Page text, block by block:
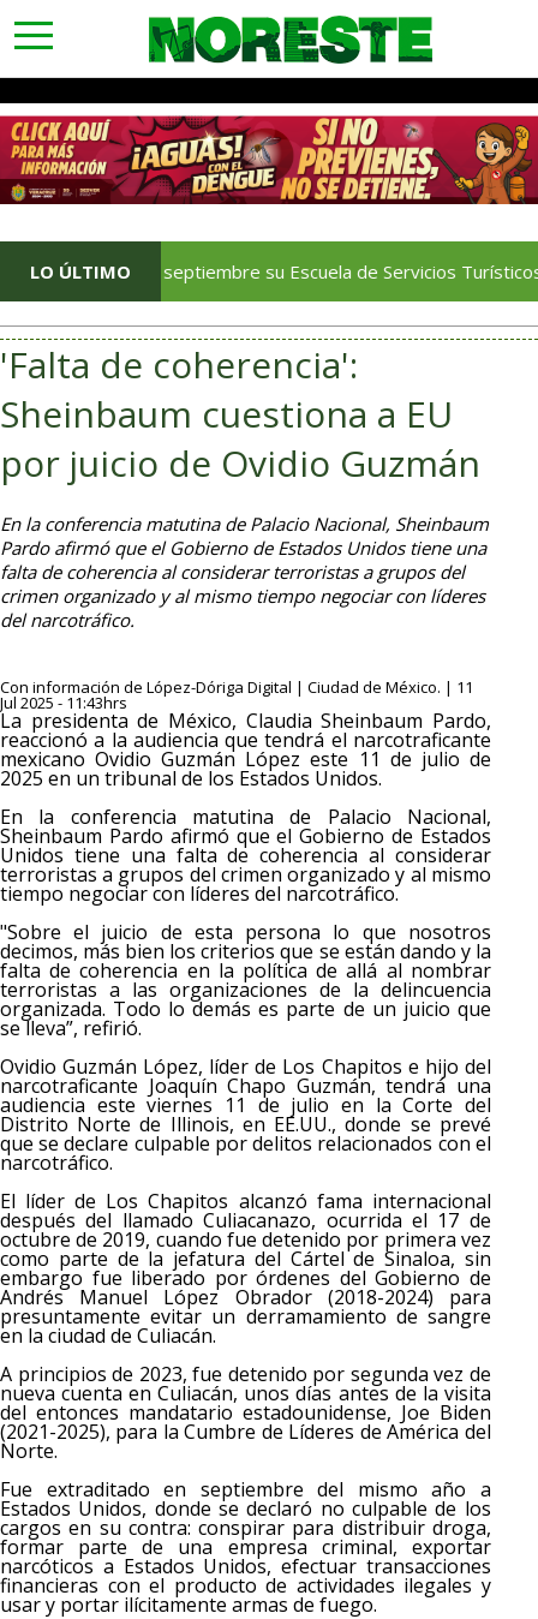
toggle
navigation
LO ÚLTIMO
en septiembre su Escuela de Servicios Turísticos: Rocío
'Falta de coherencia':
Sheinbaum cuestiona a EU
por juicio de Ovidio Guzmán
En la conferencia matutina de Palacio Nacional, Sheinbaum
Pardo afirmó que el Gobierno de Estados Unidos tiene una
falta de coherencia al considerar terroristas a grupos del
crimen organizado y al mismo tiempo negociar con líderes
del narcotráfico.
Con información de López-Dóriga Digital | Ciudad de México. | 11
Jul 2025 - 11:43hrs
La presidenta de México, Claudia Sheinbaum Pardo,
reaccionó a la audiencia que tendrá el narcotraficante
mexicano Ovidio Guzmán López este 11 de julio de
2025 en un tribunal de los Estados Unidos.
En la conferencia matutina de Palacio Nacional,
Sheinbaum Pardo afirmó que el Gobierno de Estados
Unidos tiene una falta de coherencia al considerar
terroristas a grupos del crimen organizado y al mismo
tiempo negociar con líderes del narcotráfico.
"Sobre el juicio de esta persona lo que nosotros
decimos, más bien los criterios que se están dando y la
falta de coherencia en la política de allá al nombrar
terroristas a las organizaciones de la delincuencia
organizada. Todo lo demás es parte de un juicio que
se lleva”, refirió.
Ovidio Guzmán López, líder de Los Chapitos e hijo del
narcotraficante Joaquín Chapo Guzmán, tendrá una
audiencia este viernes 11 de julio en la Corte del
Distrito Norte de Illinois, en EE.UU., donde se prevé
que se declare culpable por delitos relacionados con el
narcotráfico.
El líder de Los Chapitos alcanzó fama internacional
después del llamado Culiacanazo, ocurrida el 17 de
octubre de 2019, cuando fue detenido por primera vez
como parte de la jefatura del Cártel de Sinaloa, sin
embargo fue liberado por órdenes del Gobierno de
Andrés Manuel López Obrador (2018-2024) para
presuntamente evitar un derramamiento de sangre
en la ciudad de Culiacán.
A principios de 2023, fue detenido por segunda vez de
nueva cuenta en Culiacán, unos días antes de la visita
del entonces mandatario estadounidense, Joe Biden
(2021-2025), para la Cumbre de Líderes de América del
Norte.
Fue extraditado en septiembre del mismo año a
Estados Unidos, donde se declaró no culpable de los
cargos en su contra: conspirar para distribuir droga,
formar parte de una empresa criminal, exportar
narcóticos a Estados Unidos, efectuar transacciones
financieras con el producto de actividades ilegales y
usar y portar ilícitamente armas de fuego.